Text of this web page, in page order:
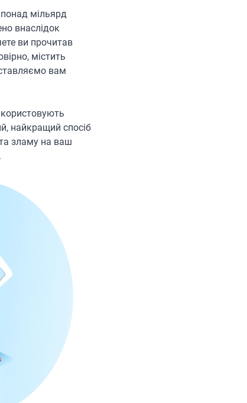
мільярд
внаслідок
ви прочитав
містить
вам
найкращий спосіб
зламу на ваш